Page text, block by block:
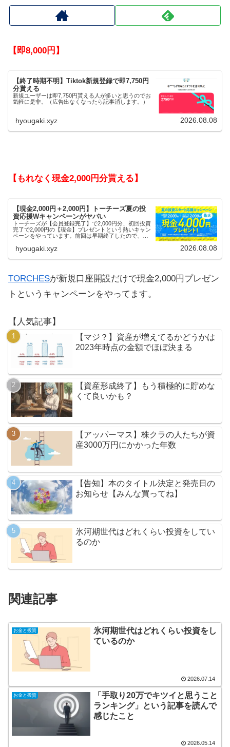
【即8,000円】
【終了時期不明】Tiktok新規登録で即7,750円
分貰える
新規ユーザーは即7,750円貰える人が多いと思うのでお
気軽に是非。（広告出なくなったら記事消します。）
hyougaki.xyz 2026.08.08
【もれなく現金2,000円分貰える】
【現金2,000円＋2,000円】トーチーズ夏の投
資応援Wキャンペーンがヤバい
トーチーズが【会員登録完了】で2,000円分、初回投資
完了で2,000円の【現金】プレゼントという熱いキャン
ペーンをやっています。前回は早期終了したので、使
hyougaki.xyz 2026.08.08
TORCHESが新規口座開設だけで現金2,000円プレゼン
トというキャンペーンをやってます。
【人気記事】
【マジ？】資産が増えてるかどうかは
2023年時点の金額でほぼ決まる
【資産形成終了】もう積極的に貯めな
くて良いかも？
【アッパーマス】株クラの人たちが資
産3000万円にかかった年数
【告知】本のタイトル決定と発売日の
お知らせ【みんな買ってね】
氷河期世代はどれくらい投資をしてい
るのか
関連記事
お金と投資
氷河期世代はどれくらい投資をし
ているのか
2026.07.14
お金と投資
「手取り20万でキツイと思うこと
ランキング」という記事を読んで
感じたこと
2026.05.14